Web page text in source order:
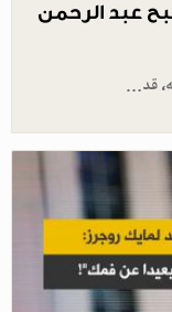
عبد الرحمن
قد…